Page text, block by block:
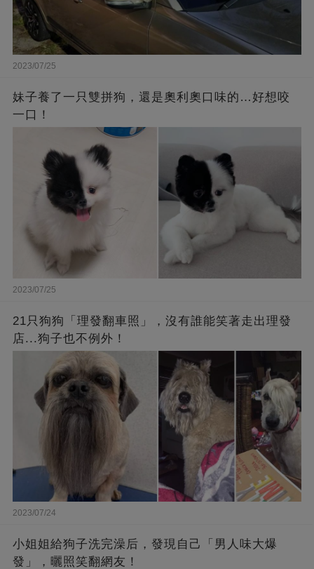
2023/07/25
妹子養了一只雙拼狗，還是奧利奧口味的…好想咬
一口！
2023/07/25
21只狗狗「理發翻車照」，沒有誰能笑著走出理發
店...狗子也不例外！
2023/07/24
小姐姐給狗子洗完澡后，發現自己「男人味大爆
發」，曬照笑翻網友！